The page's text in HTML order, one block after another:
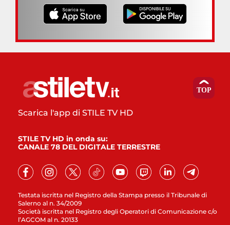
Testata iscritta nel Registro della Stampa presso il Tribunale di
Salerno al n. 34/2009
Società iscritta nel Registro degli Operatori di Comunicazione c/o
l’AGCOM al n. 20133
Scarica l'app di STILE TV HD
STILE TV HD in onda su:
CANALE 78 DEL DIGITALE TERRESTRE